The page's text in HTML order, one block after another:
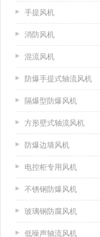
手提风机
消防风机
混流风机
防爆手提式轴流风机
隔爆型防爆风机
方形壁式轴流风机
防爆边墙风机
电控柜专用风机
不锈钢防爆风机
玻璃钢防腐风机
低噪声轴流风机